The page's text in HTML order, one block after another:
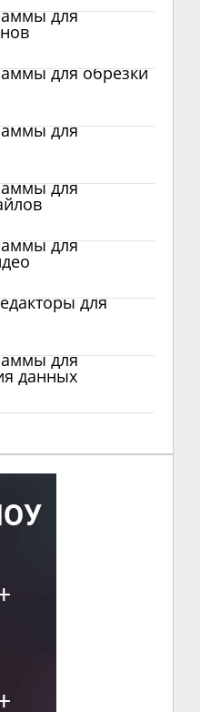
для
для обрезки
для
для
для
для
для
данных